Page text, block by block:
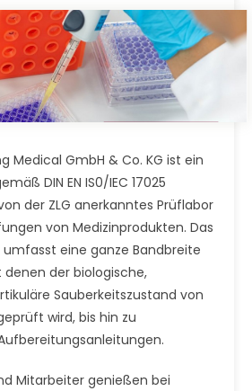
Medical GmbH & Co. KG ist ein
DIN EN IS0/IEC 17025
der ZLG anerkanntes Prüflabor
von Medizinprodukten. Das
eine ganze Bandbreite
der biologische,
Sauberkeitszustand von
wird, bis hin zu
Mitarbeiter genießen bei